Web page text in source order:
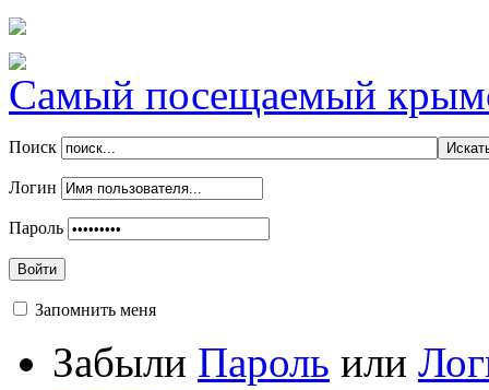
Самый посещаемый
Поиск
Логин
Пароль
Войти
Запомнить меня
Забыли Пароль или